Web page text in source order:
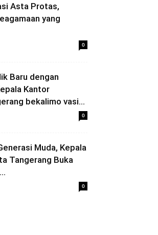
Asta Protas,
yang
0
Baru dengan
Kantor
bekalimo vasi...
0
Muda, Kepala
Tangerang Buka
0